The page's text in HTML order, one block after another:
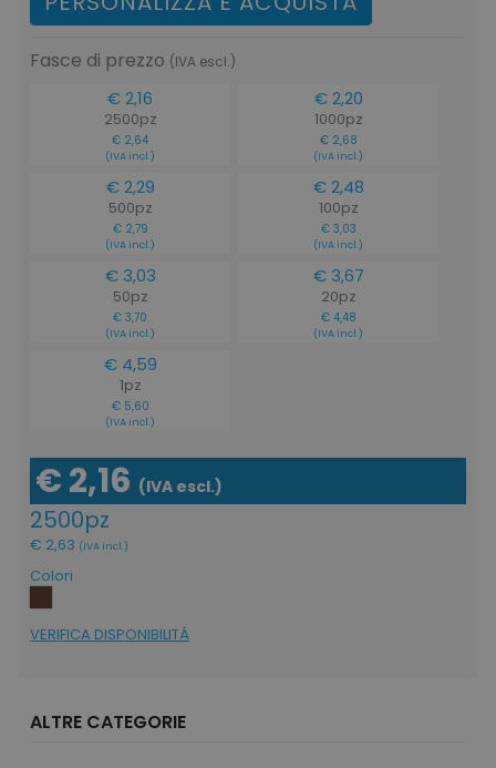
Fasce di prezzo (IVA escl.)
€ 2,16
2500pz
€ 2,64
(IVA incl.)
€ 2,20
1000pz
€ 2,68
(IVA incl.)
€ 2,29
500pz
€ 2,79
(IVA incl.)
€ 2,48
100pz
€ 3,03
(IVA incl.)
€ 3,03
50pz
€ 3,70
(IVA incl.)
€ 3,67
20pz
€ 4,48
(IVA incl.)
€ 4,59
1pz
€ 5,60
(IVA incl.)
€ 2,16 (IVA escl.)
2500pz
€ 2,63 (IVA incl.)
Colori
VERIFICA DISPONIBILITÁ
ALTRE CATEGORIE